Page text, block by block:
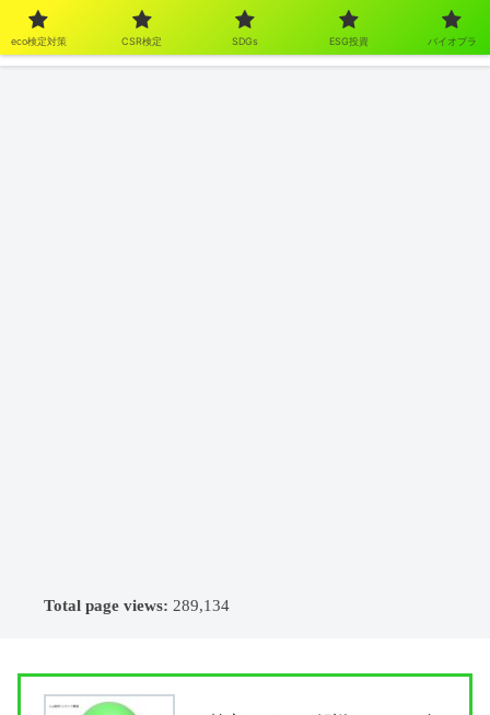
Total page views: 289,134
eco検定対策 CSR検定 SDGs ESG投資 バイオプラ